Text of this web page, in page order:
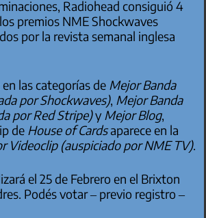
Radiohead consiguió 4
premios NME Shockwaves
por la revista semanal inglesa
las categorías de Mejor Banda
por Shockwaves), Mejor Banda
por Red Stripe)y Mejor Blog,
de House of Cardsaparece en la
Videoclip (auspiciado por NME TV).
el 25 de Febrero en el Brixton
Podés votar – previo registro –